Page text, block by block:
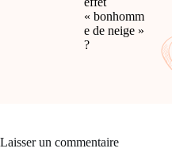
« bonhomm
e de neige »
?
Laisser un commentaire